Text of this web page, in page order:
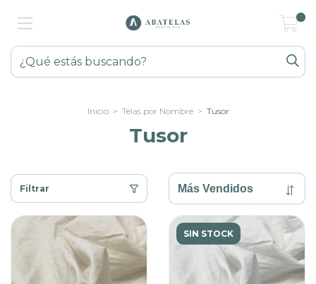
Inicio > Telas por Nombre > Tusor
Tusor
Filtrar
SIN STOCK